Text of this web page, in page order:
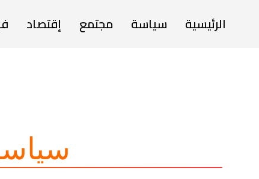
الرئيسية سياسة مجتمع إقتصاد